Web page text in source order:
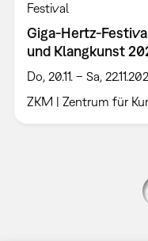
Festival
Giga-Hertz-
und Klangkunst
Do, 20.11. – Sa,
ZKM | Zentrum für